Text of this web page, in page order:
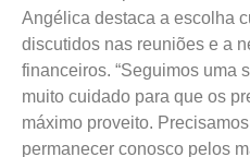
Angélica destaca a escolha
discutidos nas reuniões e a
financeiros. “Seguimos uma
muito cuidado para que os
máximo proveito.
permanecer conosco pelos